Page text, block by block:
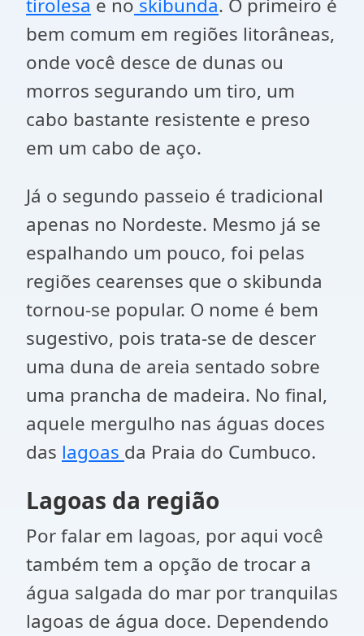
tirolesa e no skibunda. O primeiro é
bem comum em regiões litorâneas,
onde você desce de dunas ou
morros segurando um tiro, um
cabo bastante resistente e preso
em um cabo de aço.
Já o segundo passeio é tradicional
apenas no Nordeste. Mesmo já se
espalhando um pouco, foi pelas
regiões cearenses que o skibunda
tornou-se popular. O nome é bem
sugestivo, pois trata-se de descer
uma duna de areia sentado sobre
uma prancha de madeira. No final,
aquele mergulho nas águas doces
das lagoas da Praia do Cumbuco.
Lagoas da região
Por falar em lagoas, por aqui você
também tem a opção de trocar a
água salgada do mar por tranquilas
lagoas de água doce. Dependendo